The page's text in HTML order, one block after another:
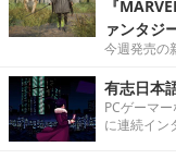
『
ァンタジ
今週発売の
有志日本
PCゲーマ
に連続イン